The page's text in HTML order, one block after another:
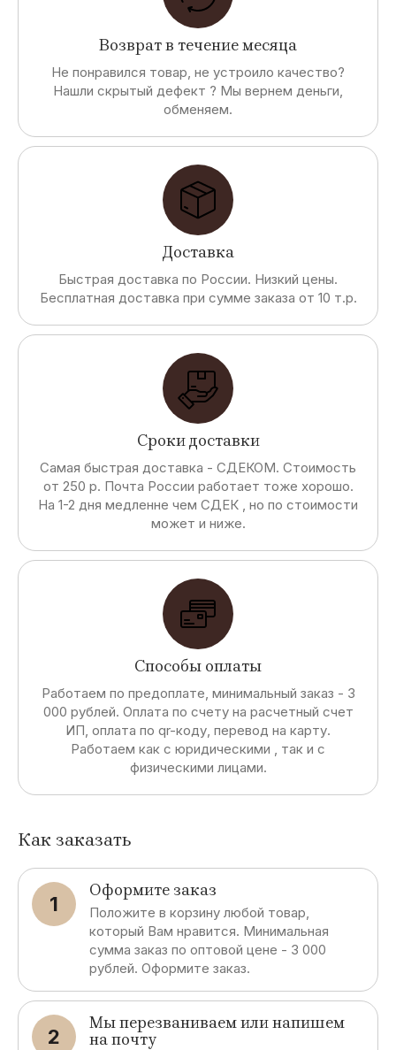
Возврат в течение месяца
Не понравился товар, не устроило качество?
Нашли скрытый дефект ? Мы вернем деньги,
обменяем.
Доставка
Быстрая доставка по России. Низкий цены.
Бесплатная доставка при сумме заказа от 10 т.р.
Сроки доставки
Самая быстрая доставка - СДЕКОМ. Стоимость
от 250 р. Почта России работает тоже хорошо.
На 1-2 дня медленне чем СДЕК , но по стоимости
может и ниже.
Способы оплаты
Работаем по предоплате, минимальный заказ - 3
000 рублей. Оплата по счету на расчетный счет
ИП, оплата по qr-коду, перевод на карту.
Работаем как с юридическими , так и с
физическими лицами.
Как заказать
1
Оформите заказ
Положите в корзину любой товар,
который Вам нравится. Минимальная
сумма заказ по оптовой цене - 3 000
рублей. Оформите заказ.
2
Мы перезваниваем или напишем
на почту